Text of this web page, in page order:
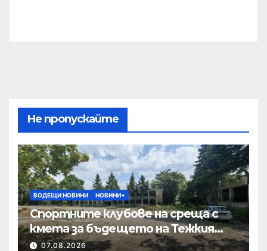
Не пропускайте
ВОДЕЩИ НОВИНИ НОВИНИ+
Спортните клубове на среща с
кмета за бъдещето на Тежкия
полк
07.08.2026